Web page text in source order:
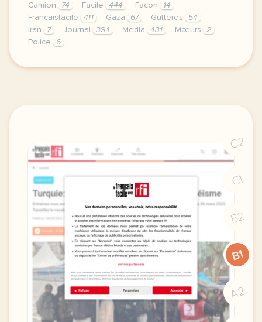
Camion 74 Facile 444 Facon
14
Francaisfacile
411 Gaza 67 Gutteres
54
Iran
7 Journal 394 Media 431 Mœurs
2
Police
6
exercice b1 iran appel a mobilisation entrainez
C2
C1
B2
B1
A2